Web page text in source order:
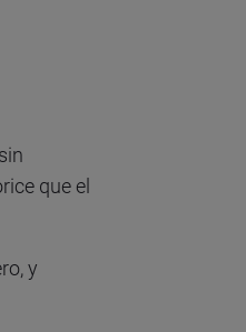
que el
y